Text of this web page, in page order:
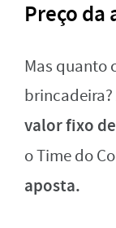
Preço da
Mas quanto
valor fixo
o Time do
aposta.